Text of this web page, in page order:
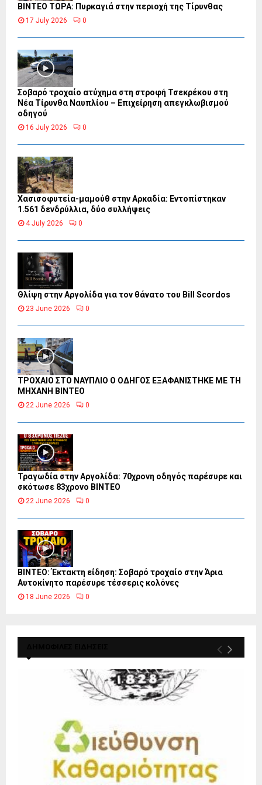
ΒΙΝΤΕΟ ΤΩΡΑ: Πυρκαγιά στην περιοχή της Τίρυνθας
17 July 2026 0
Σοβαρό τροχαίο ατύχημα στη στροφή Τσεκρέκου στη
Νέα Τίρυνθα Ναυπλίου – Επιχείρηση απεγκλωβισμού
οδηγού
16 July 2026 0
Χασισοφυτεία-μαμούθ στην Αρκαδία: Εντοπίστηκαν
1.561 δενδρύλλια, δύο συλλήψεις
4 July 2026 0
Θλίψη στην Αργολίδα για τον θάνατο του Bill Scordos
23 June 2026 0
ΤΡΟΧΑΙΟ ΣΤΟ ΝΑΥΠΛΙΟ Ο ΟΔΗΓΟΣ ΕΞΑΦΑΝΙΣΤΗΚΕ ΜΕ ΤΗ
ΜΗΧΑΝΗ ΒΙΝΤΕΟ
22 June 2026 0
Τραγωδία στην Αργολίδα: 70χρονη οδηγός παρέσυρε και
σκότωσε 83χρονο ΒΙΝΤΕΟ
22 June 2026 0
ΒΙΝΤΕΟ: Έκτακτη είδηση: Σοβαρό τροχαίο στην Άρια
Αυτοκίνητο παρέσυρε τέσσερις κολόνες
18 June 2026 0